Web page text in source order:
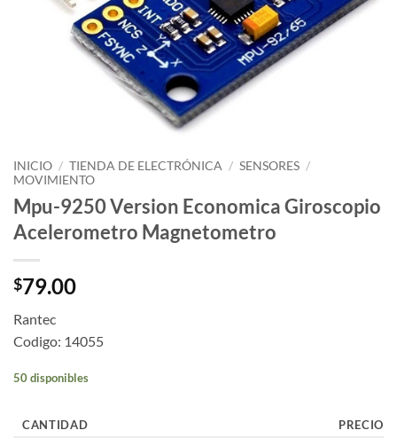
INICIO / TIENDA DE ELECTRÓNICA / SENSORES /
MOVIMIENTO
Mpu-9250 Version Economica Giroscopio
Acelerometro Magnetometro
$79.00
Rantec
Codigo: 14055
50 disponibles
CANTIDAD PRECIO